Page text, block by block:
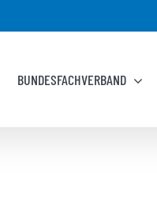
BUNDESFACHVERBAND